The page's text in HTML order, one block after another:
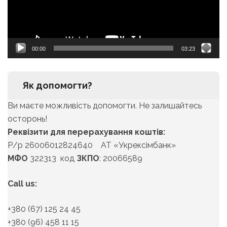
00:00 03:23
Як допомогти?
Ви маєте можливість допомогти. Не залишайтесь
осторонь!
Реквізити для перерахування коштів:
Р/р 26006012824640 АТ «Укрексімбанк»
МФО 322313 код ЗКПО: 20066589
Call us:
+380 (67) 125 24 45
+380 (96) 458 11 15